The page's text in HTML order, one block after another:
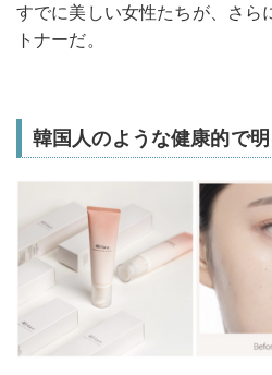
すでに美しい女性たちが、さら
トナーだ。
韓国人のような健康的で